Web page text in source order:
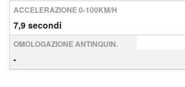
ACCELERAZIONE 0-100KM/H
7,9 secondi
OMOLOGAZIONE ANTINQUIN.
-